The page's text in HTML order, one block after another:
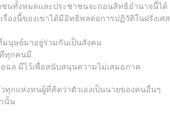
นทั้งหมดและประชาชนจะถอนสิทธิอำนาจนี้ได้
งนี้ของเขาได้มีอิทธิพลต่อการปฏิวัติในฝรั่งเศส
มนุษย์มาอยู่ร่วมกันเป็นสังคม
ทุกคนมี
ล มีไว้เพื่อสนับสนุนความไม่เสมอภาค
ทุกแห่งหนผู้ที่คิดว่าตัวเองเป็นนายของคนอื่นๆ
นั้น